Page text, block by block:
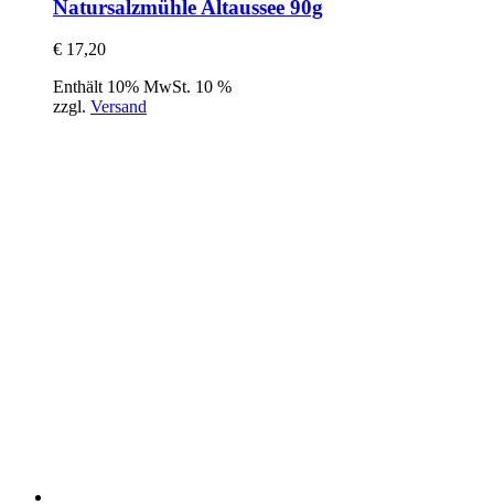
Natursalzmühle Altaussee 90g
€ 17,20
Enthält 10% MwSt. 10 %
zzgl. Versand